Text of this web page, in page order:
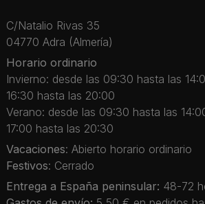
C/Natalio Rivas 35
04770 Adra (Almería)
Horario ordinario
Invierno: desde las 09:30 hasta las
16:30 hasta las 20:00
Verano: desde las 09:30 hasta las
17:00 hasta las 20:30
Vacaciones: Abierto horario ordinario
Festivos: Cerrado
Entrega a España peninsular: 48-72